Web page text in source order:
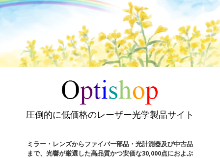
圧倒的に低価格のレーザー光学製品サイト
ミラー・レンズからファイバー部品・光計測器及び中古品
まで、光響が厳選した高品質かつ安価な30,000点におよぶ